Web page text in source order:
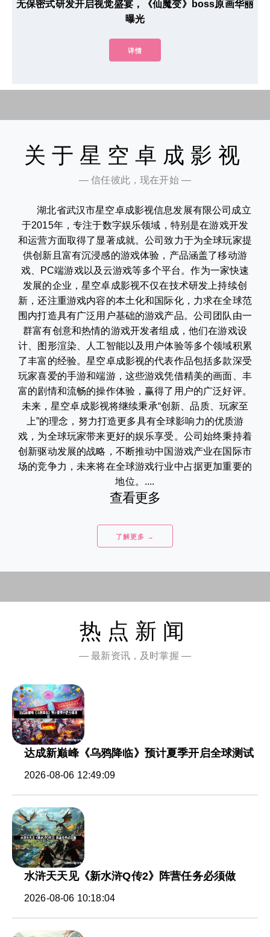
无保密式研发开启视觉盛宴，《仙魔变》boss原画华丽
曝光
详情
关于星空卓成影视
— 信任彼此，现在开始 —
湖北省武汉市星空卓成影视信息发展有限公司成立
于2015年，专注于数字娱乐领域，特别是在游戏开发
和运营方面取得了显著成就。公司致力于为全球玩家提
供创新且富有沉浸感的游戏体验，产品涵盖了移动游
戏、PC端游戏以及云游戏等多个平台。作为一家快速
发展的企业，星空卓成影视不仅在技术研发上持续创
新，还注重游戏内容的本土化和国际化，力求在全球范
围内打造具有广泛用户基础的游戏产品。公司团队由一
群富有创意和热情的游戏开发者组成，他们在游戏设
计、图形渲染、人工智能以及用户体验等多个领域积累
了丰富的经验。星空卓成影视的代表作品包括多款深受
玩家喜爱的手游和端游，这些游戏凭借精美的画面、丰
富的剧情和流畅的操作体验，赢得了用户的广泛好评。
未来，星空卓成影视将继续秉承“创新、品质、玩家至
上”的理念，努力打造更多具有全球影响力的优质游
戏，为全球玩家带来更好的娱乐享受。公司始终秉持着
创新驱动发展的战略，不断推动中国游戏产业在国际市
场的竞争力，未来将在全球游戏行业中占据更加重要的
地位。....
查看更多
了解更多 →
热点新闻
— 最新资讯，及时掌握 —
达成新巅峰《乌鸦降临》预计夏季开启全球测试
2026-08-06 12:49:09
水浒天天见《新水浒Q传2》阵营任务必须做
2026-08-06 10:18:04